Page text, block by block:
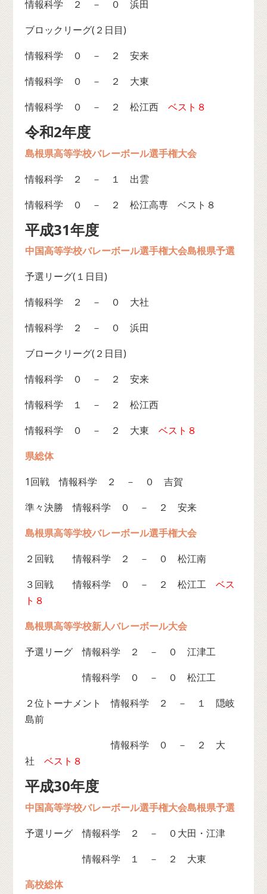
情報科学 ２ － ０ 浜田
ブロックリーグ(２日目)
情報科学 ０ － ２ 安来
情報科学 ０ － ２ 大東
情報科学 ０ － ２ 松江西ベスト８
令和2年度
島根県高等学校バレーボール選手権大会
情報科学 ２ － １ 出雲
情報科学 ０ － ２ 松江高専 ベスト８
平成31年度
中国高等学校バレーボール選手権大会島根県予選
予選リーグ(１日目)
情報科学 ２ － ０ 大社
情報科学 ２ － ０ 浜田
ブロークリーグ(２日目)
情報科学 ０ － ２ 安来
情報科学 １ － ２ 松江西
情報科学 ０ － ２ 大東ベスト８
県総体
1回戦 情報科学 ２ － ０ 吉賀
準々決勝 情報科学 ０ － ２ 安来
島根県高等学校バレーボール選手権大会
２回戦 情報科学 ２ － ０ 松江南
３回戦 情報科学 ０ － ２ 松江工ベス
ト８
島根県高等学校新人バレーボール大会
予選リーグ 情報科学 ２ － ０ 江津工
情報科学 ０ － ０ 松江工
２位トーナメント 情報科学 ２ － １ 隠岐
島前
情報科学 ０ － ２ 大
社ベスト８
平成30年度
中国高等学校バレーボール選手権大会島根県予選
予選リーグ 情報科学 ２ － ０大田・江津
情報科学 １ － ２ 大東
高校総体